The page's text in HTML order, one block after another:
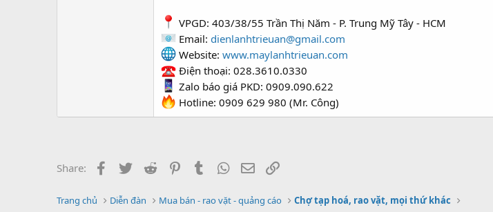
VPGD: 403/38/55 Trần Thị Năm - P. Trung Mỹ Tây - HCM
Email: dienlanhtrieuan@gmail.com
Website: www.maylanhtrieuan.com
Điện thoại: 028.3610.0330
Zalo báo giá PKD: 0909.090.622
Hotline: 0909 629 980 (Mr. Công)
Share: Facebook
Twitter Reddit PinterestTumblrWhatsApp
Email
Trang chủ Diễn đàn Mua bán - rao vặt - quảng cáo Chợ tạp hoá, rao vặt, mọi thứ khác